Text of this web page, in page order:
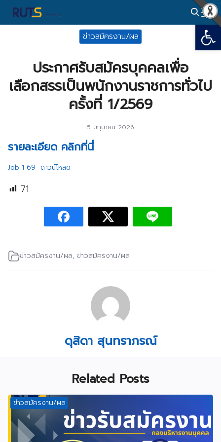
Skip
ข่าวสมัครงาน/ผล
ประกาศรับสมัครบุคคลเพื่อ
เลือกสรรเป็นพนักงานราชการทั่วไป
ครั้งที่ 1/2569
5 มิถุนายน 2026
รายละเอียด คลิกที่นี่
Job 1 69 ดาวน์โหลด
71
ข่าวสมัครงาน/ผล, ข่าวสมัครงาน/ผล
ดุสิดา สุนทราภรณ์
Related Posts
ข่าวสมัครงาน/ผล